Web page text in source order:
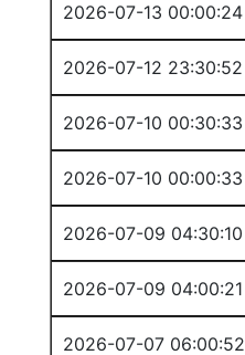
2026-07-13 00:00:24
2026-07-12 23:30:52
2026-07-10 00:30:33
2026-07-10 00:00:33
2026-07-09 04:30:10
2026-07-09 04:00:21
2026-07-07 06:00:52